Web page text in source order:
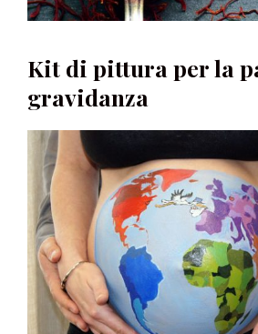
Kit di pittura per la
gravidanza